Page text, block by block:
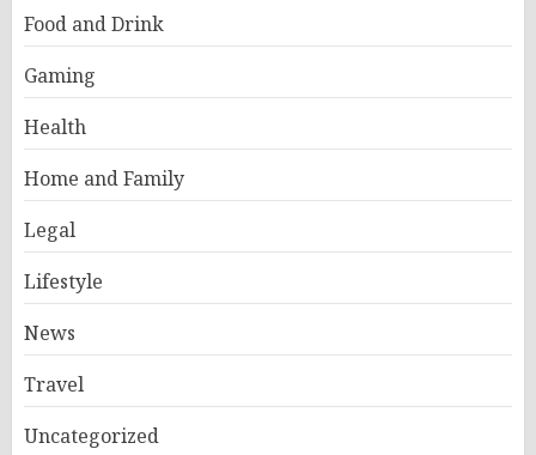
Food and Drink
Gaming
Health
Home and Family
Legal
Lifestyle
News
Travel
Uncategorized